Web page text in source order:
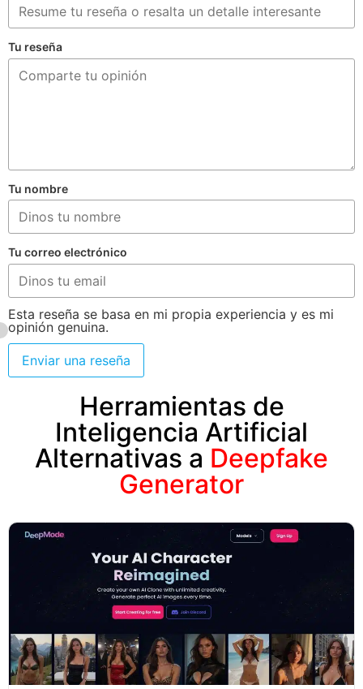
Tu reseña
Tu nombre
Tu correo electrónico
Esta reseña se basa en mi propia experiencia y es mi
opinión genuina.
Enviar una reseña
Herramientas de
Inteligencia Artificial
Alternativas a Deepfake
Generator